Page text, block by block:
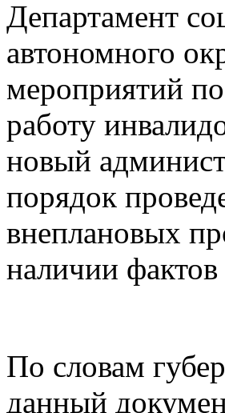
Департамент
автономного
мероприятий
работу
новый
порядок
внеплановых
наличии фактов
По словам
данный